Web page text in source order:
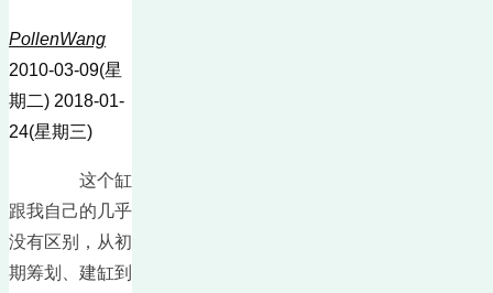
PollenWang
2010-03-09(星
期二) 2018-01-
24(星期三)
这个缸
跟我自己的几乎
没有区别，从初
期筹划、建缸到